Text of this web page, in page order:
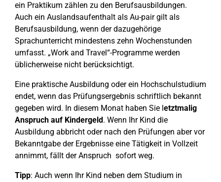
ein Praktikum zählen zu den Berufsausbildungen.
Auch ein Auslandsaufenthalt als Au-pair gilt als
Berufsausbildung, wenn der dazugehörige
Sprachunterricht mindestens zehn Wochenstunden
umfasst. „Work and Travel“-Programme werden
üblicherweise nicht berücksichtigt.
Eine praktische Ausbildung oder ein Hochschulstudium
endet, wenn das Prüfungsergebnis schriftlich bekannt
gegeben wird. In diesem Monat haben Sie letztmalig
Anspruch auf Kindergeld. Wenn Ihr Kind die
Ausbildung abbricht oder nach den Prüfungen aber vor
Bekanntgabe der Ergebnisse eine Tätigkeit in Vollzeit
annimmt, fällt der Anspruch sofort weg.
Tipp: Auch wenn Ihr Kind neben dem Studium in